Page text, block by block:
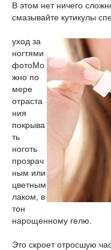
В этом нет ничего
смазывайте кутикулы
уход за
ногтями
фотоМо
жно по
мере
отраста
ния
покрыва
ть
ноготь
прозрач
ным или
цветным
лаком, в
тон
нарощенному гелю.
Это скроет отросшую